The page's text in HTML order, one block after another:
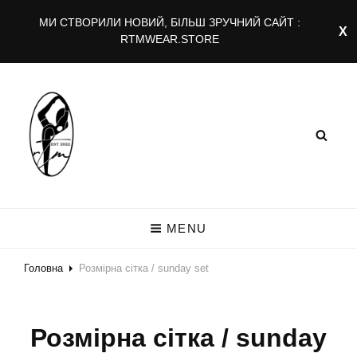
МИ СТВОРИЛИ НОВИЙ, БІЛЬШ ЗРУЧНИЙ САЙТ :
RTMWEAR.STORE
RTMWEAR.COM
Rtm
MENU
Головна Розмірна сітка / sunday set
Розмірна сітка / sunday